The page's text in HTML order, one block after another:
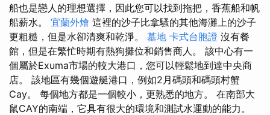
船也是戀人的理想選擇，因此您可以找到拖把，香蕉船和帆
船薪水。 宜蘭外燴 這裡的沙子比拿騷的其他海灘上的沙子
更粗糙，但是水卻清爽和乾淨。 墓地 卡式台胞證 沒有餐
館，但是在繁忙時期有熱狗攤位和銷售商人。 該中心有一
個屬於Exuma市場的較大港口，您可以輕鬆地到達中央商
店。 該地區有幾個遊艇港口，例如2月碼頭和碼頭村蟹
Cay。 每個地方都是一個較小，更熟悉的地方。 在南部大
鼠CAY的南端，它具有很大的環境和測試水運動的能力。